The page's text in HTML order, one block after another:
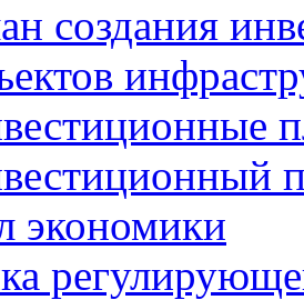
создания
экономики